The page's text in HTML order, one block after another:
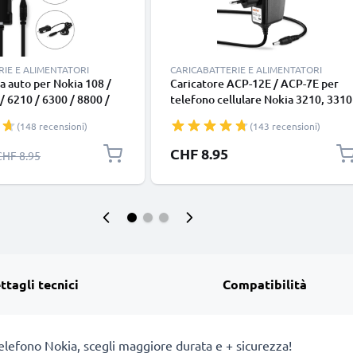
E ALIMENTATORI
auto per Nokia 108 /
6210 / 6300 / 8800 /
rapida in macchina a
Caricabatteria
(148 recensioni)
normale
8.95
CARICABATTERIE E ALIMENTATORI
Caricatore ACP-12E / ACP-7E per
telefono cellulare Nokia 3210, 3310
6230, 6310, 6310i, 8210, 8310, 8810,
8850 Ricambio caricabatteria di
smartphone per un'alimentazione
(143 recensioni)
CHF 8.95
tecnici Compatibilità
Nokia, scegli maggiore durata e + sicurezza!